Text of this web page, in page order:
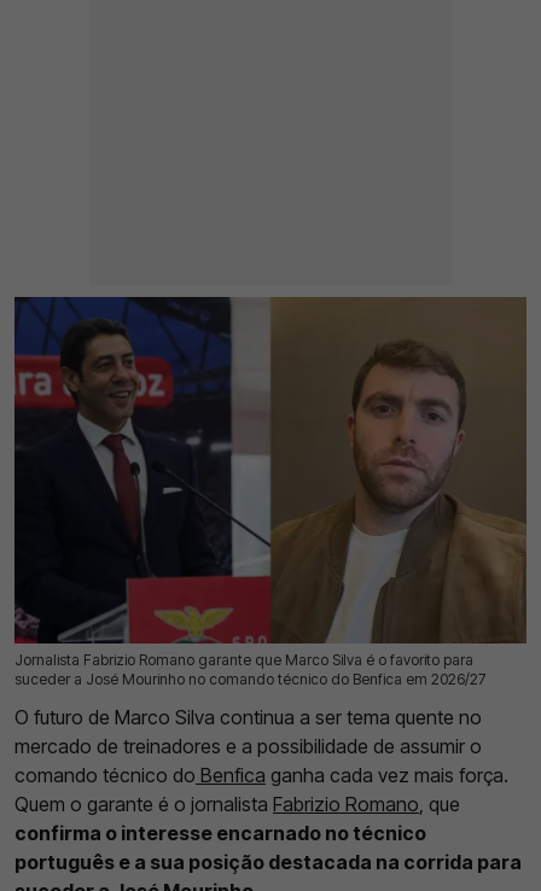
Jornalista Fabrizio Romano garante que Marco Silva é o favorito para
suceder a José Mourinho no comando técnico do Benfica em 2026/27
22 Mai 2026 | 09:18 | 0
O futuro de Marco Silva continua a ser tema quente no
mercado de treinadores e a possibilidade de assumir o
comando técnico do Benfica ganha cada vez mais força.
Quem o garante é o jornalista Fabrizio Romano, que
confirma o interesse encarnado no técnico
português e a sua posição destacada na corrida para